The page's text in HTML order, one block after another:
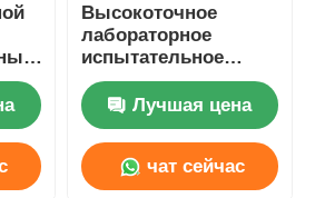
Высокоточное
лабораторное
испытательное
оборудование
SUS304 UP-6122 100L
Озонная
испытательная
камера для старения
Лучшая цена
чат сейчас